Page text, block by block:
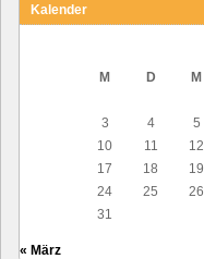
Kalender
M
D M
3
4 5
10
11 12
17
18 19
24
25 26
31
« März